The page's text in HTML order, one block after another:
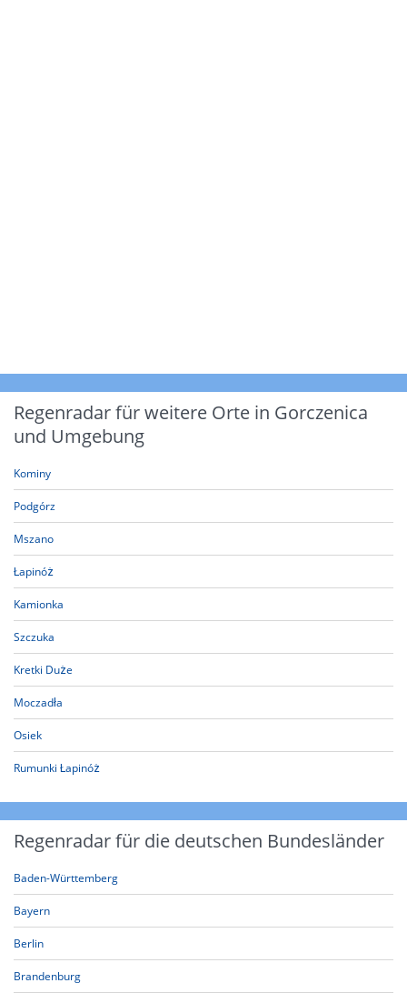
Regenradar für weitere Orte in Gorczenica
und Umgebung
Kominy
Podgórz
Mszano
Łapinóż
Kamionka
Szczuka
Kretki Duże
Moczadła
Osiek
Rumunki Łapinóż
Regenradar für die deutschen Bundesländer
Baden-Württemberg
Bayern
Berlin
Brandenburg